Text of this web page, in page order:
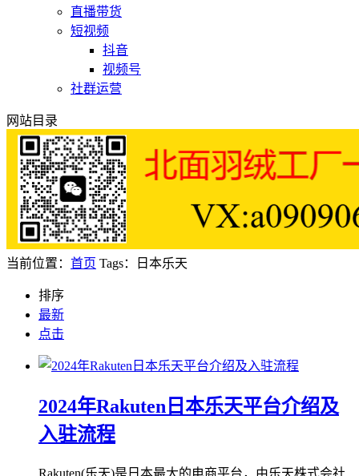
直播带货
短视频
抖音
视频号
社群运营
网站目录
当前位置： 首页 Tags：日本乐天
排序
最新
点击
2024年Rakuten日本乐天平台介绍及
入驻流程
Rakuten(乐天)是日本最大的电商平台，由乐天株式会社